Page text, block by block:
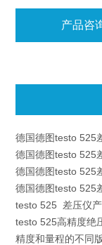
产品咨
德国德图testo 525
德国德图testo 525
德国德图testo 525
德国德图testo 525
testo 525 差压仪产
testo 525高精度绝
精度和量程的不同